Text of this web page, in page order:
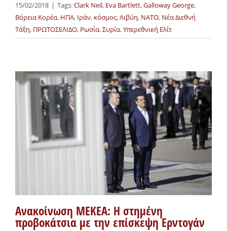
15/02/2018 | Tags:Clark Neil, Eva Bartlett,Galloway George,
Βόρεια Κορέα, ΗΠΑ, Ιράν, κόσμος,Λιβύη, ΝΑΤΟ, Νέα Διεθνή
Τάξη, ΠΡΩΤΟΣΕΛΙΔΟ, Ρωσία,Συρία,Υπερεθνική Ελίτ
Ανακοίνωση ΜΕΚΕΑ: Η στημένη
προβοκάτσια με την επίσκεψη Ερντογάν